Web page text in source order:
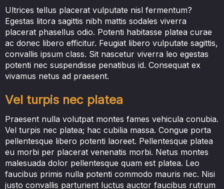
Ultrices tellus placerat vulputate nisl fermentum?
Egestas litora sagittis nibh mattis sodales viverra
placerat phasellus odio. Potenti habitasse platea curae
ac donec libero efficitur. Feugiat libero vulputate sagittis,
convallis ipsum class. Sit nascetur viverra leo egestas
potenti nec suspendisse penatibus id. Consequat ex
vivamus netus ad praesent.
Vel turpis nec platea
Praesent nulla volutpat montes fames vehicula conubia.
Vel turpis nec platea; hac cubilia massa. Congue porta
pellentesque libero potenti laoreet. Pellentesque platea
eu morbi per placerat venenatis morbi. Netus montes
malesuada dolor pellentesque quam est platea. Leo
faucibus primis nulla potenti commodo mauris nec. Nisi
justo convallis parturient luctus auctor faucibus rutrum